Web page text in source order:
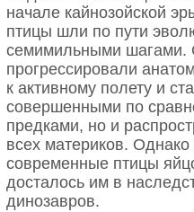
начале кайнозойской
птицы шли по пути
семимильными шагами.
прогрессировали
к активному полету и
совершенными по
предками, но и
всех материков.
современные птицы
досталось им в
динозавров.